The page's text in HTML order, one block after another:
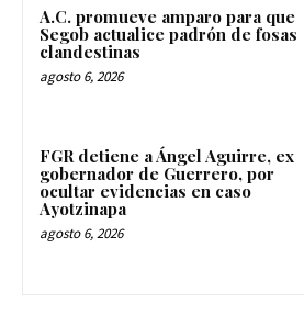
A.C. promueve amparo para que
Segob actualice padrón de fosas
clandestinas
agosto 6, 2026
FGR detiene a Ángel Aguirre, ex
gobernador de Guerrero, por
ocultar evidencias en caso
Ayotzinapa
agosto 6, 2026